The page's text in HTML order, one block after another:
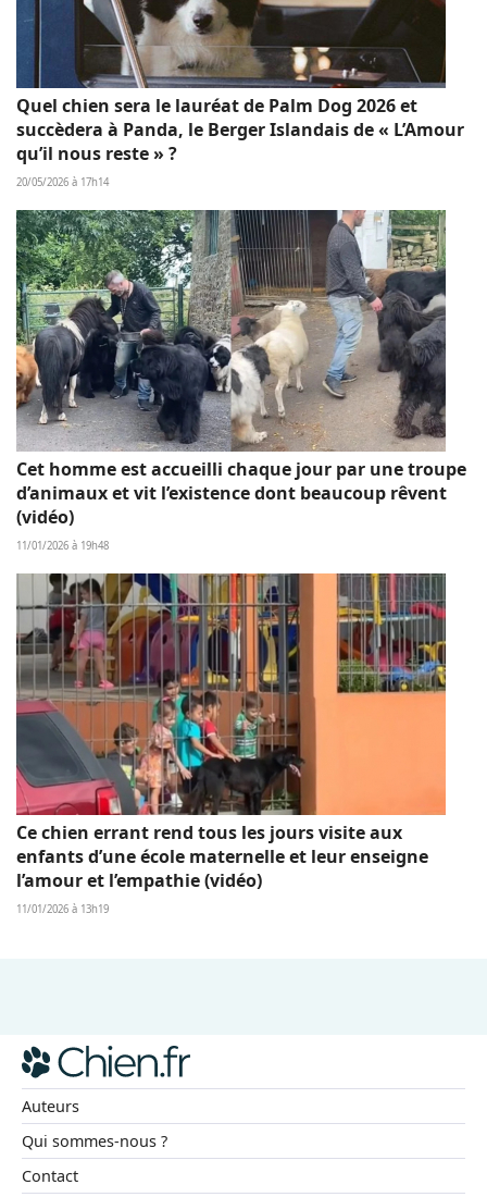
Quel chien sera le lauréat de Palm Dog 2026 et
succèdera à Panda, le Berger Islandais de « L’Amour
qu’il nous reste » ?
20/05/2026 à 17h14
Cet homme est accueilli chaque jour par une troupe
d’animaux et vit l’existence dont beaucoup rêvent
(vidéo)
11/01/2026 à 19h48
Ce chien errant rend tous les jours visite aux
enfants d’une école maternelle et leur enseigne
l’amour et l’empathie (vidéo)
11/01/2026 à 13h19
Auteurs
Qui sommes-nous ?
Contact